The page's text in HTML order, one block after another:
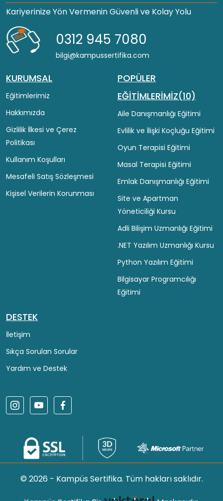
Kariyerinize Yön Vermenin Güvenli ve Kolay Yolu
0312 945 7080
bilgi@kampussertifika.com
KURUMSAL
Eğitimlerimiz
Hakkımızda
Gizlilik İlkesi ve Çerez
Politikası
Kullanım Koşulları
Mesafeli Satış Sözleşmesi
Kişisel Verilerin Korunması
POPÜLER
EĞİTİMLERİMİZ(10)
Aile Danışmanlığı Eğitimi
Evlilik ve İlişki Koçluğu Eğitimi
Oyun Terapisi Eğitimi
Masal Terapisi Eğitimi
Emlak Danışmanlığı Eğitimi
Site ve Apartman
Yöneticiliği Kursu
Adli Bilişim Uzmanlığı Eğitimi
.NET Yazılım Uzmanlığı Kursu
Python Yazılım Eğitimi
Bilgisayar Programcılığı
Eğitimi
DESTEK
İletişim
Sıkça Sorulan Sorular
Yardım ve Destek
© 2026 - Kampüs Sertifika. Tüm hakları saklıdır.